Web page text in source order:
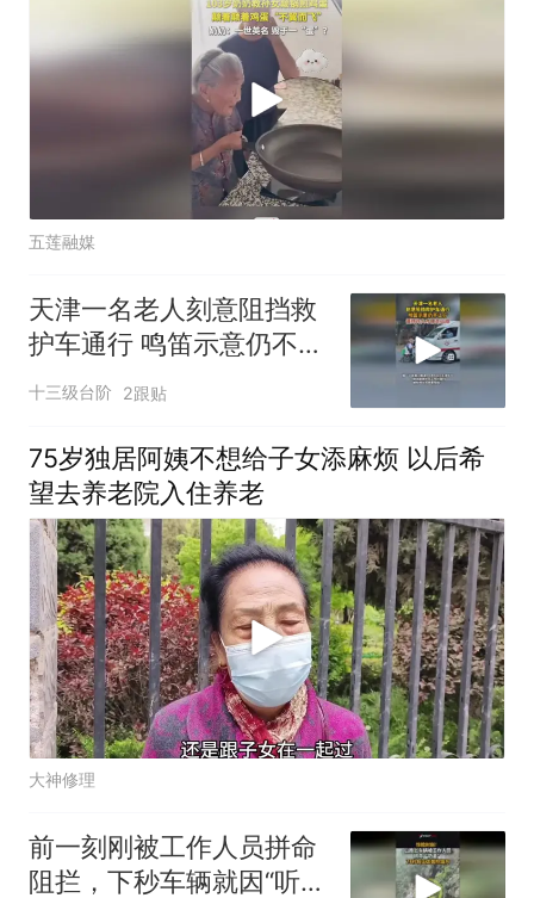
五莲融媒
天津一名老人刻意阻挡救
护车通行 鸣笛示意仍不让
行
十三级台阶 2跟贴
75岁独居阿姨不想给子女添麻烦 以后希
望去养老院入住养老
大神修理
前一刻刚被工作人员拼命
阻拦，下秒车辆就因“听